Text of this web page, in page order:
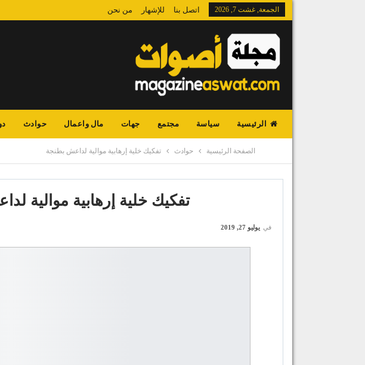
الجمعة, غشت 7, 2026 اتصل بنا للإشهار من نحن
الرئيسية سياسة مجتمع جهات مال واعمال حوادث
الصفحة الرئيسية حوادث تفكيك خلية إرهابية موالية لداعش بطنجة
تفكيك خلية إرهابية موالية
في يوليو 27, 2019